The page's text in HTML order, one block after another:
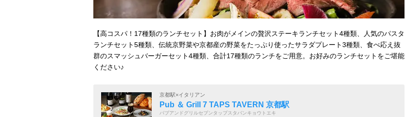
【高コスパ！17種類のランチセット】お肉がメインの贅沢ステーキランチセット4種類、人気のパスタ
ランチセット5種類、伝統京野菜や京都産の野菜をたっぷり使ったサラダプレート3種類、食べ応え抜
群のスマッシュバーガーセット4種類、合計17種類のランチをご用意。お好みのランチセットをご堪能
ください♪
京都駅×イタリアン
Pub ＆ Grill 7 TAPS TAVERN 京都駅
パブアンドグリルセブンタップスタバンキョウトエキ